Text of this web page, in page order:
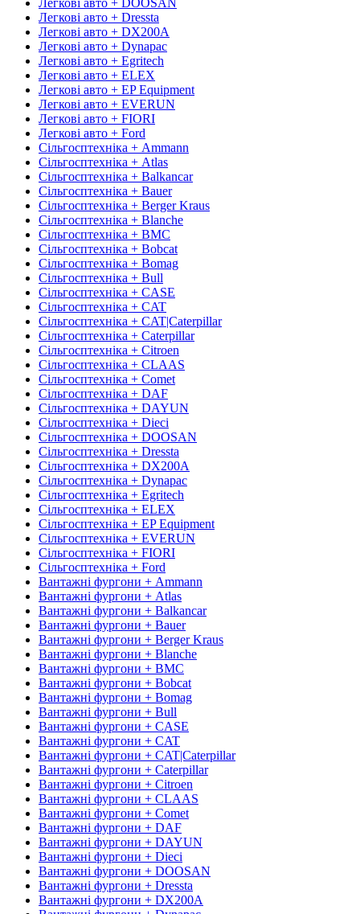
Легкові авто + Dressta
Легкові авто + DX200A
Легкові авто + Dynapac
Легкові авто + Egritech
Легкові авто + ELEX
Легкові авто + EP Equipment
Легкові авто + EVERUN
Легкові авто + FIORI
Легкові авто + Ford
Сільгосптехніка + Ammann
Сільгосптехніка + Atlas
Сільгосптехніка + Balkancar
Сільгосптехніка + Bauer
Сільгосптехніка + Berger Kraus
Сільгосптехніка + Blanche
Сільгосптехніка + BMC
Сільгосптехніка + Bobcat
Сільгосптехніка + Bomag
Сільгосптехніка + Bull
Сільгосптехніка + CASE
Сільгосптехніка + CAT
Сільгосптехніка + CAT|Caterpillar
Сільгосптехніка + Caterpillar
Сільгосптехніка + Citroen
Сільгосптехніка + CLAAS
Сільгосптехніка + Comet
Сільгосптехніка + DAF
Сільгосптехніка + DAYUN
Сільгосптехніка + Dieci
Сільгосптехніка + DOOSAN
Сільгосптехніка + Dressta
Сільгосптехніка + DX200A
Сільгосптехніка + Dynapac
Сільгосптехніка + Egritech
Сільгосптехніка + ELEX
Сільгосптехніка + EP Equipment
Сільгосптехніка + EVERUN
Сільгосптехніка + FIORI
Сільгосптехніка + Ford
Вантажні фургони + Ammann
Вантажні фургони + Atlas
Вантажні фургони + Balkancar
Вантажні фургони + Bauer
Вантажні фургони + Berger Kraus
Вантажні фургони + Blanche
Вантажні фургони + BMC
Вантажні фургони + Bobcat
Вантажні фургони + Bomag
Вантажні фургони + Bull
Вантажні фургони + CASE
Вантажні фургони + CAT
Вантажні фургони + CAT|Caterpillar
Вантажні фургони + Caterpillar
Вантажні фургони + Citroen
Вантажні фургони + CLAAS
Вантажні фургони + Comet
Вантажні фургони + DAF
Вантажні фургони + DAYUN
Вантажні фургони + Dieci
Вантажні фургони + DOOSAN
Вантажні фургони + Dressta
Вантажні фургони + DX200A